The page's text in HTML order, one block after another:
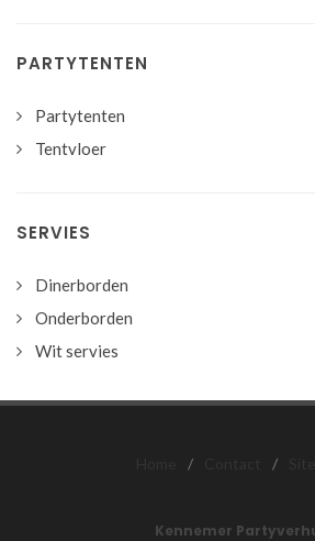
PARTYTENTEN
Partytenten
Tentvloer
SERVIES
Dinerborden
Onderborden
Wit servies
Kennemer
/ /